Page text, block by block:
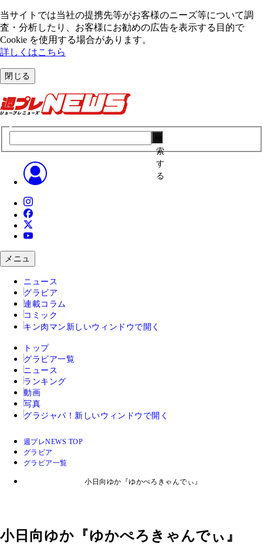
当サイトでは当社の提携先等がお客様のニーズ等について調
査・分析したり、お客様にお勧めの広告を表⽰する⽬的で
Cookie を使⽤する場合があります。
詳しくはこちら
閉じる
索
す
る
メニュ
ニュース
グラビア
連載コラム
コミック
キン肉マン 新しいウィンドウで開く
トップ
グラビア一覧
ニュース
ランキング
動画
写真
グラジャパ！ 新しいウィンドウで開く
週プレNEWS TOP
グラビア
グラビア一覧
小日向ゆか『ゆかぺろきゃんでぃ』
小日向ゆか『ゆかぺろきゃんでぃ』